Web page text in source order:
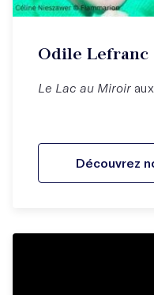
Odile Lefranc
Le Lac au Miroir
Découvrez